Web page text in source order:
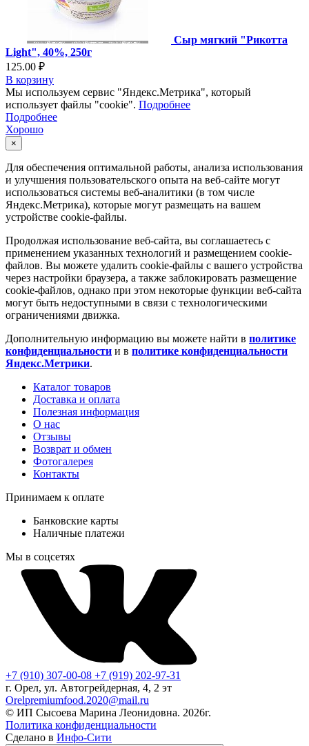
Сыр мягкий "Рикотта
Light", 40%, 250г
125.00 ₽
В корзину
Мы используем сервис "Яндекс.Метрика", который
использует файлы "cookie". Подробнее
Подробнее
Хорошо
×
Для обеспечения оптимальной работы, анализа использования
и улучшения пользовательского опыта на веб-сайте могут
использоваться системы веб-аналитики (в том числе
Яндекс.Метрика), которые могут размещать на вашем
устройстве cookie-файлы.
Продолжая использование веб-сайта, вы соглашаетесь с
применением указанных технологий и размещением cookie-
файлов. Вы можете удалить cookie-файлы с вашего устройства
через настройки браузера, а также заблокировать размещение
cookie-файлов, однако при этом некоторые функции веб-сайта
могут быть недоступными в связи с технологическими
ограничениями движка.
Дополнительную информацию вы можете найти в политике
конфиденциальности и в политике конфиденциальности
Яндекс.Метрики.
Каталог товаров
Доставка и оплата
Полезная информация
О нас
Отзывы
Возврат и обмен
Фотогалерея
Контакты
Принимаем к оплате
Банковские карты
Наличные платежи
Мы в соцсетях
+7 (910) 307-00-08 +7 (919) 202-97-31
г. Орел, ул. Автогрейдерная, 4, 2 эт
Orelpremiumfood.2020@mail.ru
© ИП Сысоева Марина Леонидовна. 2026г.
Политика конфиденциальности
Сделано в Инфо-Сити